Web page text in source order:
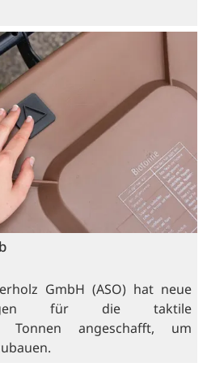
GmbH (ASO) hat neue
für die taktile
Tonnen angeschafft, um